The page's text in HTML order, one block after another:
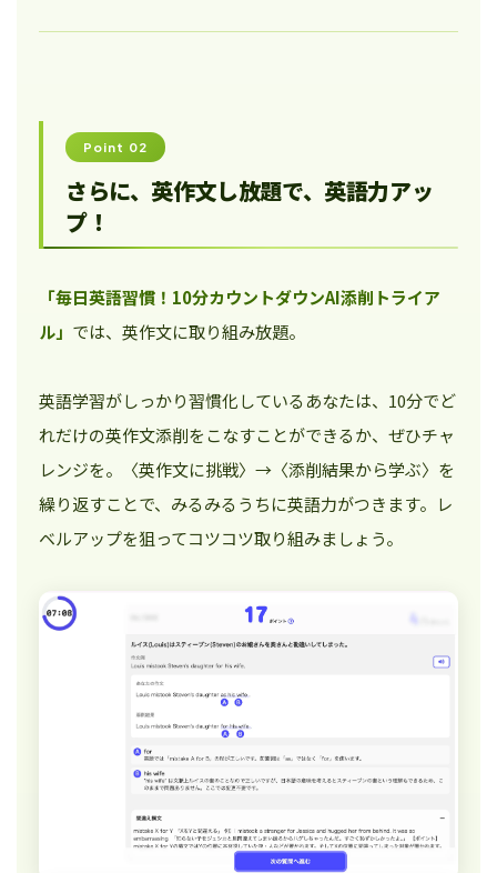
Point 02
さらに、英作文し放題で、英語力アッ
プ！
「毎日英語習慣！10分カウントダウンAI添削トライア
ル」 では、英作文に取り組み放題。
英語学習がしっかり習慣化しているあなたは、10分でど
れだけの英作文添削をこなすことができるか、ぜひチャ
レンジを。〈英作文に挑戦〉→〈添削結果から学ぶ〉を
繰り返すことで、みるみるうちに英語力がつきます。レ
ベルアップを狙ってコツコツ取り組みましょう。